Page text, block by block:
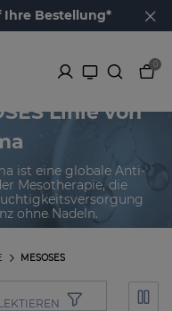
Ihre Bestellung*
0
Linie von
ist eine globale Anti-
Mesotherapie, die
ohne Nadeln.
MESOSES